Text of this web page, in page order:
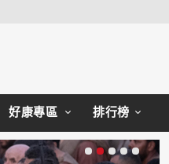
好康專區 排行榜